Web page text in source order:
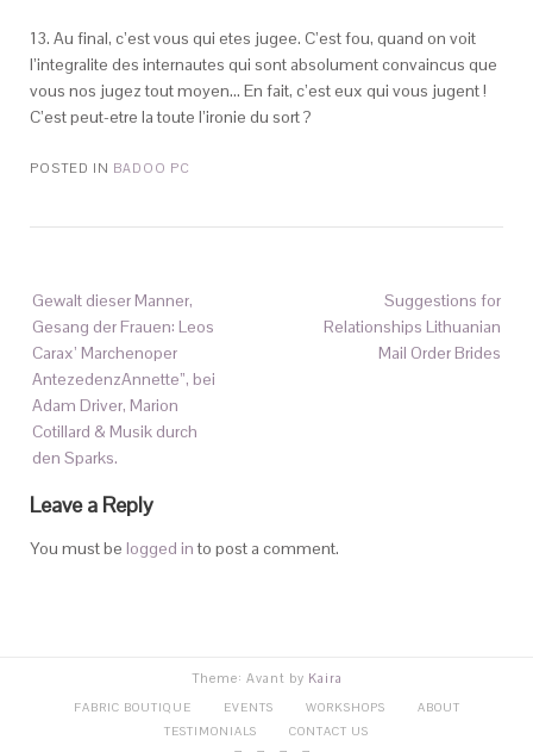
13. Au final, c’est vous qui etes jugee. C’est fou, quand on voit
l’integralite des internautes qui sont absolument convaincus que
vous nos jugez tout moyen… En fait, c’est eux qui vous jugent !
C’est peut-etre la toute l’ironie du sort ?
POSTED IN BADOO PC
Gewalt dieser Manner,
Gesang der Frauen: Leos
Carax’ Marchenoper
AntezedenzAnnette”, bei
Adam Driver, Marion
Cotillard & Musik durch
den Sparks.
Suggestions for
Relationships Lithuanian
Mail Order Brides
Leave a Reply
You must be logged into post a comment.
Theme: Avant by Kaira
FABRIC BOUTIQUE EVENTS WORKSHOPS
ABOUT
TESTIMONIALS
CONTACT US